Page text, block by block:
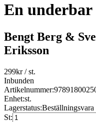
En underbar
Bengt Berg &
Eriksson
299kr/ st.
Inbunden
Artikelnummer:
Enhet:st.
Lagerstatus:Beställningsvara
St: